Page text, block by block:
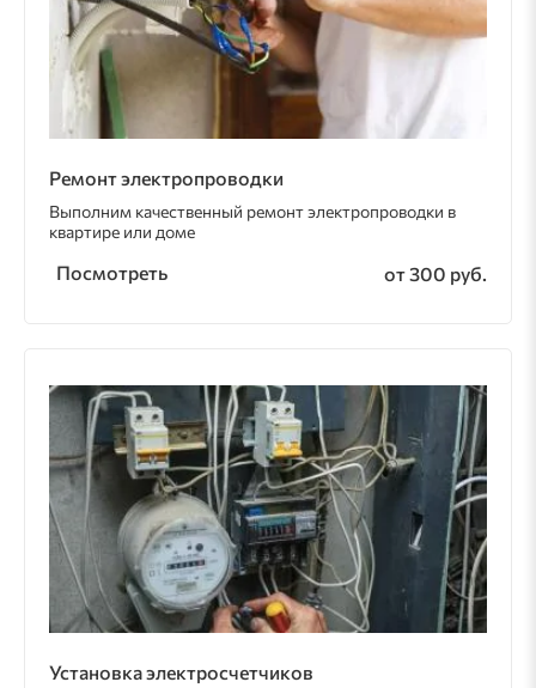
Ремонт электропроводки
Выполним качественный ремонт электропроводки в
квартире или доме
Посмотреть от 300 руб.
Установка электросчетчиков